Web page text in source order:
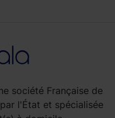
société Française de
l'État et spécialisée